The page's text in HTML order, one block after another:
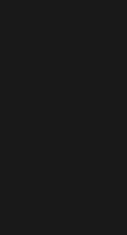
Tartufidolci
og fløde,
Crisps
Summerbird
passionsfrugt,
med logo.